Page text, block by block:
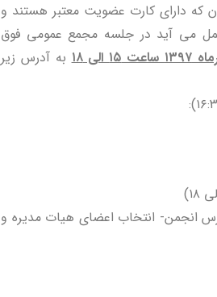
که دارای کارت عضویت معتبر هستند و
می آید در جلسه مجمع عمومی فوق
به آدرس زیر
انجمن- انتخاب اعضای هیات مدیره و